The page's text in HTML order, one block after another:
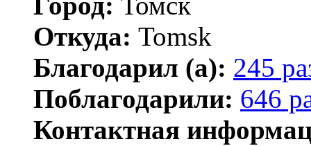
Откуда: Tomsk
Благодарил (а): 245
Поблагодарили: 646
Контактная